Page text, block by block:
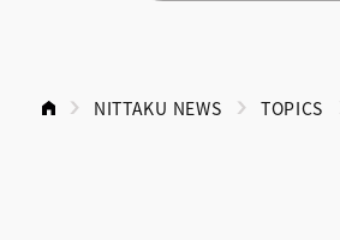
NITTAKU NEWS TOPICS